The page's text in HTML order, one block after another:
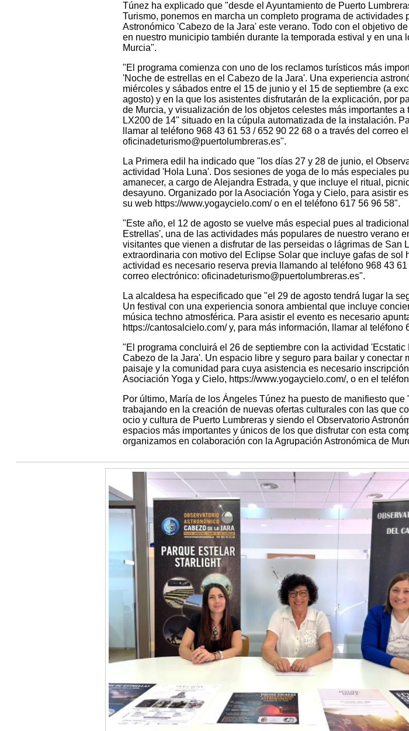
Túnez ha explicado que "desde el Ayuntamiento de Puerto
Turismo, ponemos en marcha un completo programa de actividades
Astronómico 'Cabezo de la Jara' este verano. Todo con el objetivo
en nuestro municipio también durante la temporada estival y en una
Murcia".
"El programa comienza con uno de los reclamos turísticos más
'Noche de estrellas en el Cabezo de la Jara'. Una experiencia
miércoles y sábados entre el 15 de junio y el 15 de septiembre (a
agosto) y en la que los asistentes disfrutarán de la explicación, por
de Murcia, y visualización de los objetos celestes más importantes
LX200 de 14" situado en la cúpula automatizada de la instalación.
llamar al teléfono 968 43 61 53 / 652 90 22 68 o a través del correo
oficinadeturismo@puertolumbreras.es".
La Primera edil ha indicado que "los días 27 y 28 de junio, el
actividad 'Hola Luna'. Dos sesiones de yoga de lo más especiales
amanecer, a cargo de Alejandra Estrada, y que incluye el ritual,
desayuno. Organizado por la Asociación Yoga y Cielo, para asistir
su web https://www.yogaycielo.com/ o en el teléfono 617 56 96 58".
"Este año, el 12 de agosto se vuelve más especial pues al
Estrellas', una de las actividades más populares de nuestro verano
visitantes que vienen a disfrutar de las perseidas o lágrimas de San
extraordinaria con motivo del Eclipse Solar que incluye gafas de sol
actividad es necesario reserva previa llamando al teléfono 968 43
correo electrónico: oficinadeturismo@puertolumbreras.es".
La alcaldesa ha especificado que "el 29 de agosto tendrá lugar la
Un festival con una experiencia sonora ambiental que incluye
música techno atmosférica. Para asistir el evento es necesario
https://cantosalcielo.com/ y, para más información, llamar al teléfono
"El programa concluirá el 26 de septiembre con la actividad
Cabezo de la Jara'. Un espacio libre y seguro para bailar y conectar
paisaje y la comunidad para cuya asistencia es necesario
Asociación Yoga y Cielo, https://www.yogaycielo.com/, o en el
Por último, María de los Ángeles Túnez ha puesto de manifiesto
trabajando en la creación de nuevas ofertas culturales con las que
ocio y cultura de Puerto Lumbreras y siendo el Observatorio
espacios más importantes y únicos de los que disfrutar con esta
organizamos en colaboración con la Agrupación Astronómica de